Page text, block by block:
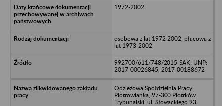
1972-2002
osobowa z lat 1972-2002, płacowa z
lat 1973-2002
992700/611/748/2015-SAK; UNP:
2017-00026845, 2017-00188672
Odzieżowa Spółdzielnia Pracy
Piotrowianka, 97-300 Piotrków
Trybunalski, ul. Słowackiego 93